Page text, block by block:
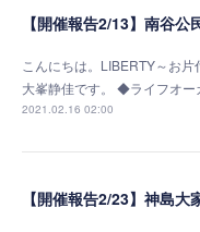
こんにちは。LIBERTY～お
大峯静佳です。 ◆ライフオ
2021.02.16 02:00